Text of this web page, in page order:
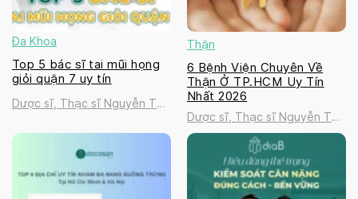
Đa Khoa
Top 5 bác sĩ tai mũi họng
giỏi quận 7 uy tín
Dược sĩ, Thạc sĩ Nguyễn Thị
Thận
6 Bệnh Viện Chuyên Về
Thận Ở TP.HCM Uy Tín
Nhất 2026
Dược sĩ, Thạc sĩ Nguyễn Thị
Thanh Tú